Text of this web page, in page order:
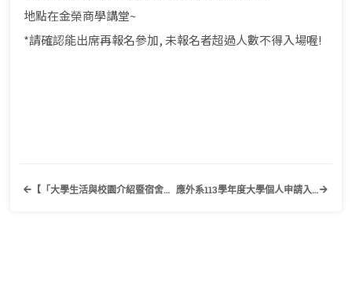
地點在金榮商學講堂~
*請確認能出席再報名參加, 未報名者超過人數不得入場喔!
【「大學生活與校園介紹暨宿舍巡禮」活動】歡迎準大學生踴躍報名參加！ 應外系113學年度大學個人申請入學專區